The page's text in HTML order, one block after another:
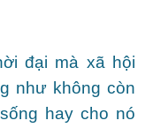
đại mà xã hội
như không còn
hay cho nó